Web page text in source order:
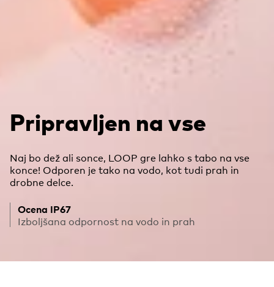
Pripravljen na vse
Naj bo dež ali sonce, LOOP gre lahko s tabo na vse
konce! Odporen je tako na vodo, kot tudi prah in
drobne delce.
Ocena IP67
Izboljšana odpornost na vodo in prah